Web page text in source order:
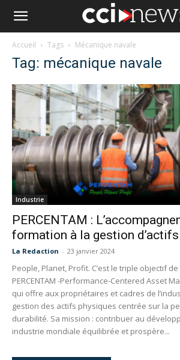
Accueil Tags Mécanique navale
Tag: mécanique navale
Industrie
PERCENTAM :
formation à la gestion
La Redaction - 23 janvier 2024
People, Planet, Profit. C’est le triple objectif de
PERCENTAM -Performance-Centered Asset
qui offre aux propriétaires et cadres de
gestion des actifs physiques centrée sur la
durabilité. Sa mission : contribuer au
industrie mondiale équilibrée et prospère...